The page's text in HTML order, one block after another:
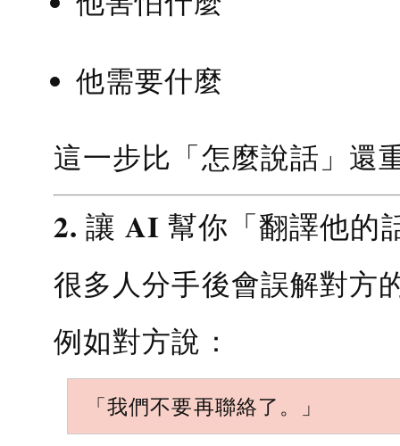
他需要什麼
這一步比「怎麼說話」還
2. 讓 AI 幫你「翻譯他的
很多人分手後會誤解對方
例如對方說：
「我們不要再聯絡了。」